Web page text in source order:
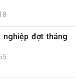
nghiệp đợt tháng